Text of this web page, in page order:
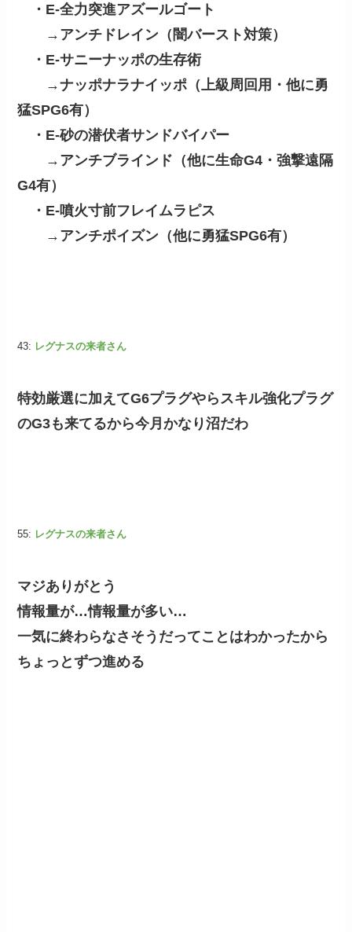
・E-全力突進アズールゴート
→アンチドレイン（闇バースト対策）
・E-サニーナッポの生存術
→ナッポナラナイッポ（上級周回用・他に勇
猛SPG6有）
・E-砂の潜伏者サンドバイパー
→アンチブラインド（他に生命G4・強撃遠隔
G4有）
・E-噴火寸前フレイムラピス
→アンチポイズン（他に勇猛SPG6有）
43: レグナスの来者さん
特効厳選に加えてG6プラグやらスキル強化プラグ
のG3も来てるから今月かなり沼だわ
55: レグナスの来者さん
マジありがとう
情報量が…情報量が多い…
一気に終わらなさそうだってことはわかったから
ちょっとずつ進める